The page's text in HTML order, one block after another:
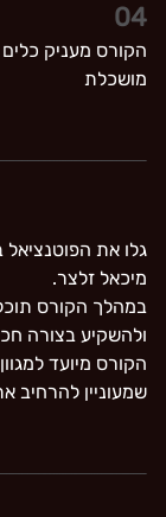
04
הקורס מעניק
מושכלת
גלו את
מיכאל זלצר.
במהלך הקורס
ולהשקיע בצורה
הקורס מיועד
שמעוניין להרחיב